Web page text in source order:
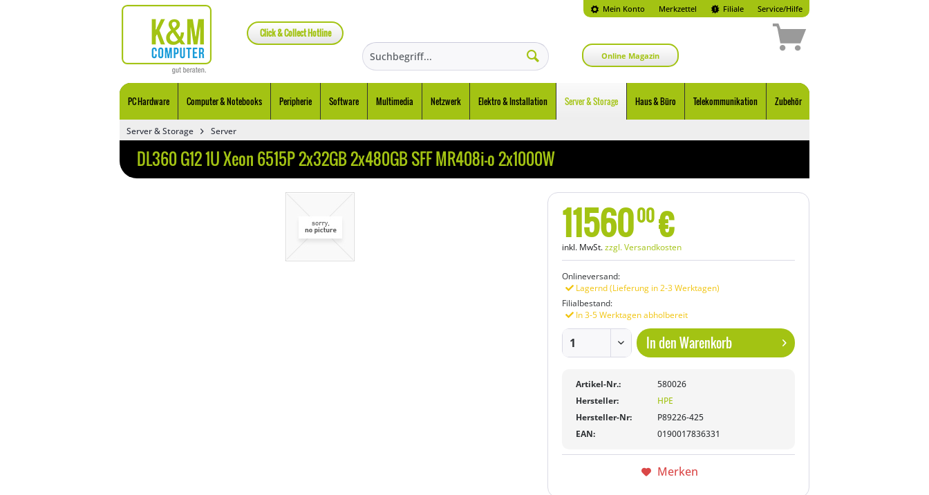
Mein Konto Merkzettel
Click & Collect Hotline
Filiale Service/Hilfe
Online Magazin
PC Hardware Computer & Notebooks Peripherie Software Multimedia Netzwerk Elektro & Installation Server & Storage Haus & Büro Telekommunikation Zubehör
Server & Storage Server
DL360 G12 1U Xeon 6515P 2x32GB 2x480GB SFF MR408i-o 2x1000W
1156000€
inkl. MwSt.zzgl. Versandkosten
Onlineversand:
Lagernd (Lieferung in 2-3 Werktagen)
Filialbestand:
In 3-5 Werktagen abholbereit
In denWarenkorb
Artikel-Nr.:
580026
Hersteller:
HPE
Hersteller-Nr:
P89226-425
EAN:
0190017836331
Merken